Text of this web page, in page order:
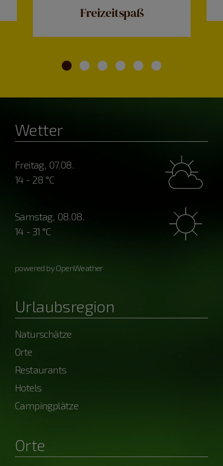
Freizeitspaß
Wetter
Freitag, 07.08.
14 - 28 °C
Samstag, 08.08.
14 - 31 °C
powered by OpenWeather
Urlaubsregion
Naturschätze
Orte
Restaurants
Hotels
Campingplätze
Orte